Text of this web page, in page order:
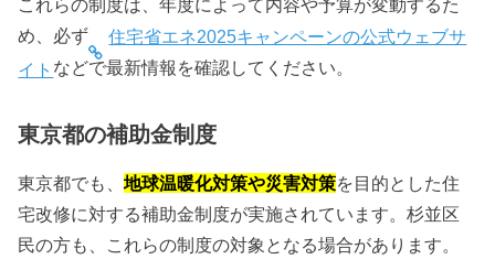
これらの制度は、年度によって内容や予算が変動するた
め、必ず
住宅省エネ2025キャンペーンの公式ウェブサ
イト などで最新情報を確認してください。
東京都の補助金制度
東京都でも、地球温暖化対策や災害対策を目的とした住
宅改修に対する補助金制度が実施されています。杉並区
民の方も、これらの制度の対象となる場合があります。